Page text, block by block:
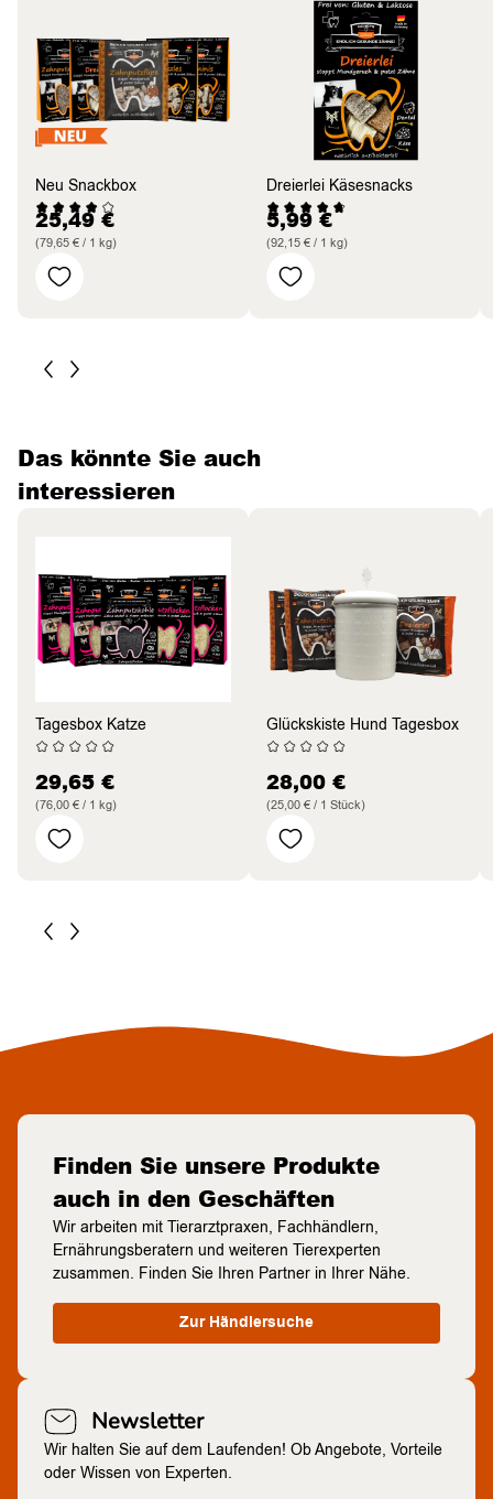
Neu Snackbox
25,49€
(79,65 € / 1 kg)
Dreierlei Käsesnacks
5,99€
(92,15 € / 1 kg)
Das könnte Sie auch
interessieren
Tagesbox Katze
29,65 €
(76,00 € / 1 kg)
Glückskiste Hund Tagesbox
28,00 €
(25,00 € / 1 Stück)
Finden Sie unsere Produkte
auch in den Geschäften
Wir arbeiten mit Tierarztpraxen, Fachhändlern,
Ernährungsberatern und weiteren Tierexperten
zusammen. Finden Sie Ihren Partner in Ihrer Nähe.
Zur Händlersuche
Newsletter
Wir halten Sie auf dem Laufenden! Ob Angebote, Vorteile
oder Wissen von Experten.